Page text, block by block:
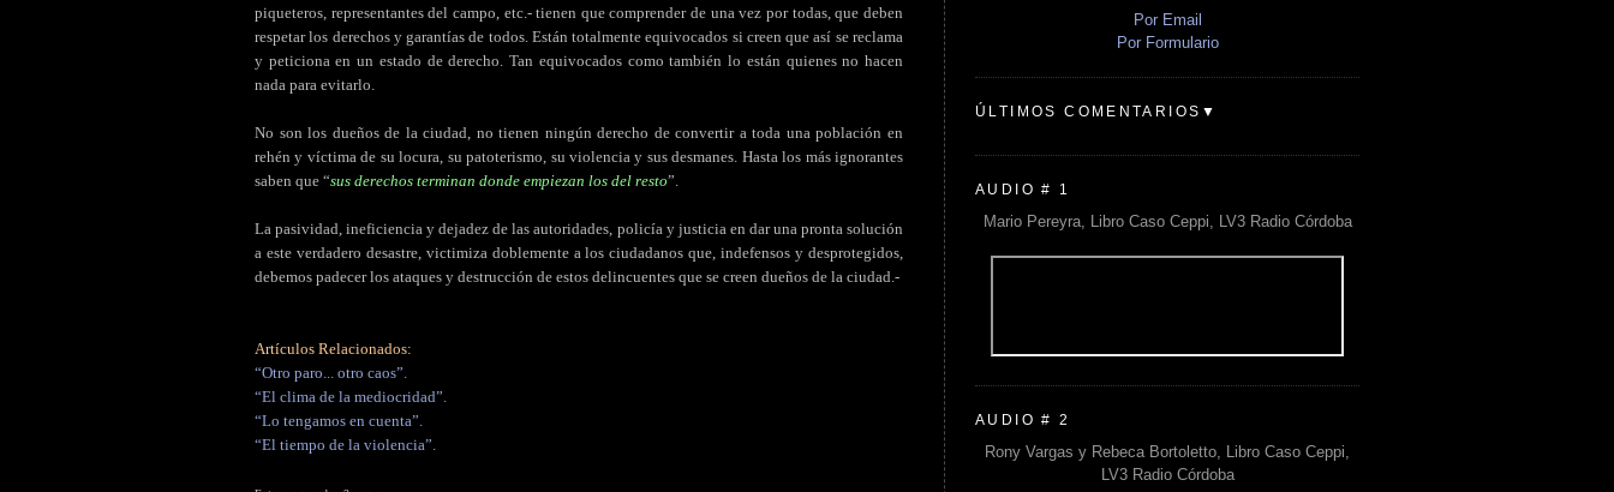
piqueteros, representantes del campo, etc.- tienen que comprender de una vez por todas, que deben
respetar los derechos y garantías de todos. Están totalmente equivocados si creen que así se reclama
y peticiona en un estado de derecho. Tan equivocados como también lo están quienes no hacen
nada para evitarlo.
No son los dueños de la ciudad, no tienen ningún derecho de convertir a toda una población en
rehén y víctima de su locura, su patoterismo, su violencia y sus desmanes. Hasta los más ignorantes
saben que “sus derechos terminan donde empiezan los del resto”.
La pasividad, ineficiencia y dejadez de las autoridades, policía y justicia en dar una pronta solución
a este verdadero desastre, victimiza doblemente a los ciudadanos que, indefensos y desprotegidos,
debemos padecer los ataques y destrucción de estos delincuentes que se creen dueños de la ciudad.-
Artículos Relacionados:
“Otro paro... otro caos”.
“El clima de la mediocridad”.
“Lo tengamos en cuenta”.
“El tiempo de la violencia”.
Por Email
Por Formulario
ÚLTIMOS COMENTARIOS▼
AUDIO # 1
Mario Pereyra, Libro Caso Ceppi, LV3 Radio Córdoba
AUDIO # 2
Rony Vargas y Rebeca Bortoletto, Libro Caso Ceppi,
LV3 Radio Córdoba